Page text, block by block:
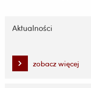
nawigację
treści
Aktualności
zobacz więcej